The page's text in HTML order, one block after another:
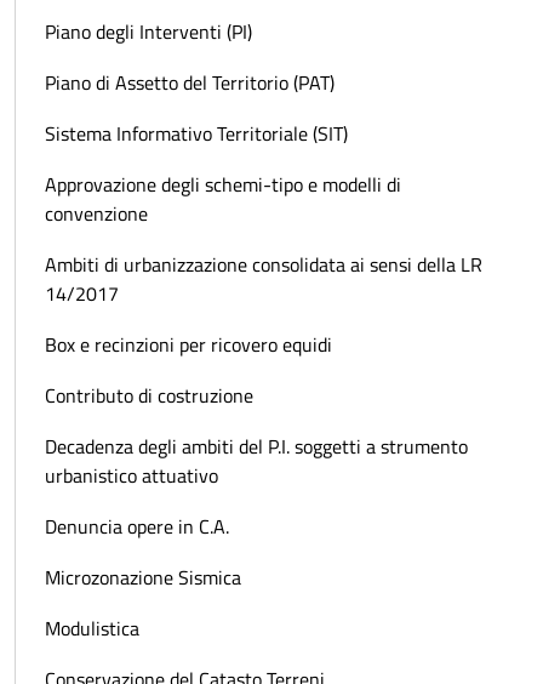
Piano degli Interventi (PI)
Piano di Assetto del Territorio (PAT)
Sistema Informativo Territoriale (SIT)
Approvazione degli schemi-tipo e modelli di
convenzione
Ambiti di urbanizzazione consolidata ai sensi della LR
14/2017
Box e recinzioni per ricovero equidi
Contributo di costruzione
Decadenza degli ambiti del P.I. soggetti a strumento
urbanistico attuativo
Denuncia opere in C.A.
Microzonazione Sismica
Modulistica